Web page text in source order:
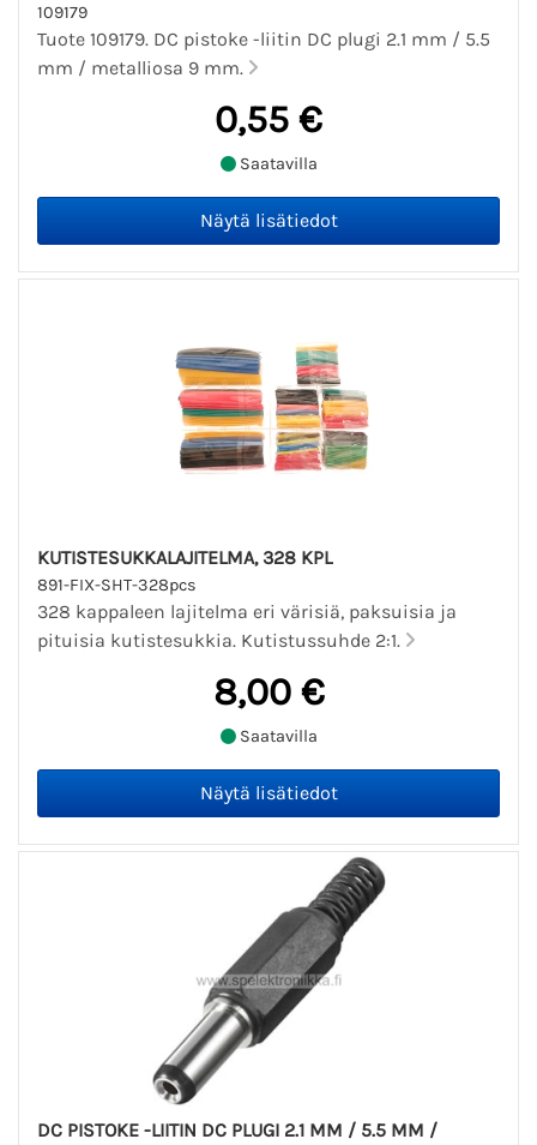
109179
Tuote 109179. DC pistoke -liitin DC plugi 2.1 mm / 5.5
mm / metalliosa 9 mm.
0,55 €
Saatavilla
KUTISTESUKKALAJITELMA, 328 KPL
891-FIX-SHT-328pcs
328 kappaleen lajitelma eri värisiä, paksuisia ja
pituisia kutistesukkia. Kutistussuhde 2:1.
8,00 €
Saatavilla
DC PISTOKE -LIITIN DC PLUGI 2.1 MM / 5.5 MM /